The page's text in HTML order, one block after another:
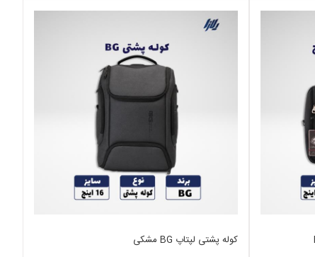
کوله پشتی لپتاپ BG مشکی